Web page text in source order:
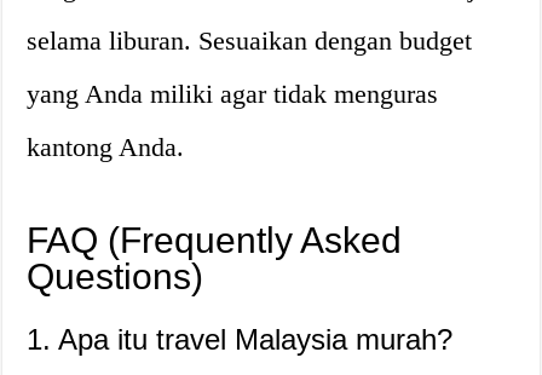
selama liburan. Sesuaikan dengan budget
yang Anda miliki agar tidak menguras
kantong Anda.
FAQ (Frequently Asked
Questions)
1. Apa itu travel Malaysia murah?